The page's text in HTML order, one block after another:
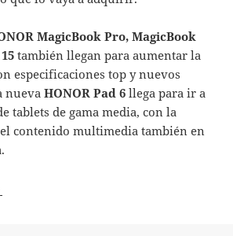
MagicBook Pro, MagicBook
también llegan para aumentar la
especificaciones top y nuevos
nuevaHONOR Pad 6 llega para ir a
tablets de gama media, con la
contenido multimedia también en
2020: HONOR Watch GS Pro y Watch